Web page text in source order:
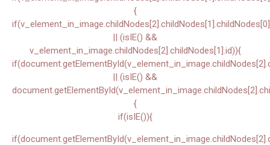
{
|| (isIE() &&
v_element_in_image.childNodes[2].childNodes[1].id)){
|| (isIE() &&
{
if(isIE()){